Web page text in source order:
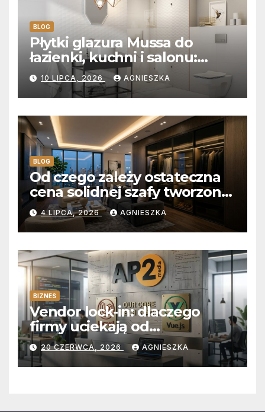
BLOG
Płytki glazura Mussa do
łazienki, kuchni i salonu:
Aksamitna faktura, głębia
blasku i uniwersalny styl
10 LIPCA, 2026 AGNIESZKA
BLOG
Od czego zależy ostateczna
cena solidnej szafy tworzonej
na wymiar?
4 LIPCA, 2026 AGNIESZKA
BIZNES
Vendor lock-in: dlaczego
firmy uciekają od
abonamentów do własnego
kodu
20 CZERWCA, 2026 AGNIESZKA